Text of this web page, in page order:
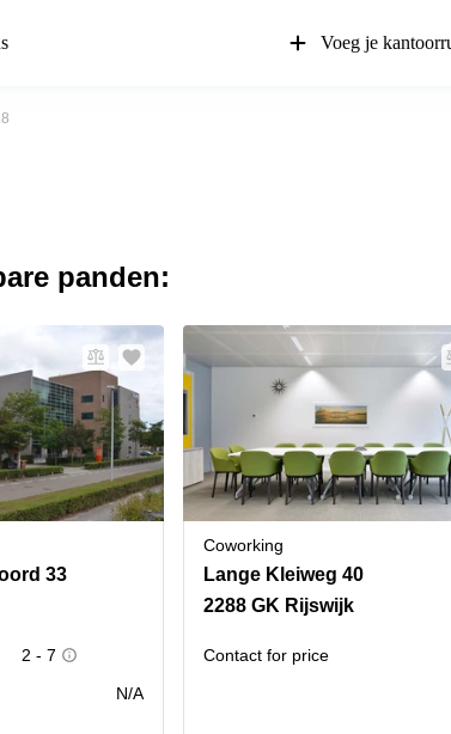
Voeg je
panden:
33
2 - 7
N/A
Coworking
Lange Kleiweg 40
2288 GK Rijswijk
Contact for price